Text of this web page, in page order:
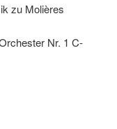
zu Molières
Nr. 1 C-